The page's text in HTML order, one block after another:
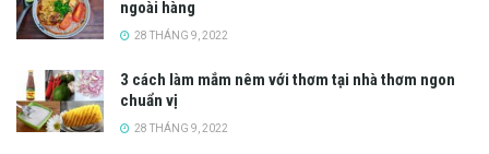
ngoài hàng
28 THÁNG 9, 2022
3 cách làm mắm nêm với thơm tại nhà thơm ngon
chuẩn vị
28 THÁNG 9, 2022